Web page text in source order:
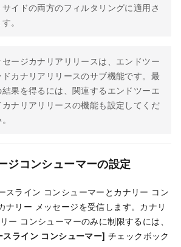
サイドの両方のフィルタリングに適用さ
。
セージカナリアリリースは、エンドツー
ドカナリアリリースのサブ機能です。最
結果を得るには、関連するエンドツーエ
カナリアリリースの機能も設定してくだ
ジコンシューマーの設定
スライン コンシューマーとカナリー コン
ナリー メッセージを受信します。カナリ
ー コンシューマーのみに制限するには、
スライン コンシューマー] チェックボック